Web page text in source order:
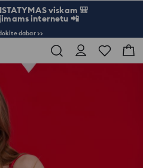
viskam 🎒
internetu 📲
dabar >>